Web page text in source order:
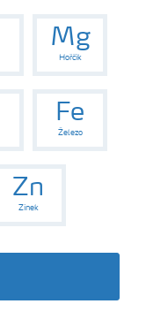
Mg
Hořčík
Fe
Železo
Zn
Zinek